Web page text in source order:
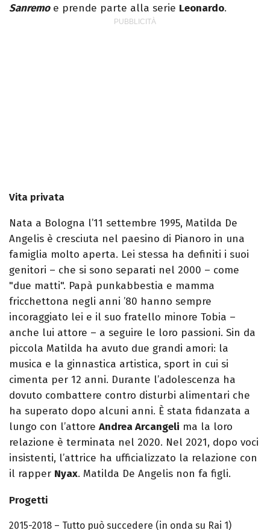
Sanremoe prende parte alla serie Leonardo.
Vita privata
Nata a Bologna l’11 settembre 1995, Matilda De
Angelis è cresciuta nel paesino di Pianoro in una
famiglia molto aperta. Lei stessa ha definiti i suoi
genitori – che si sono separati nel 2000 – come
"due matti". Papà punkabbestia e mamma
fricchettona negli anni ’80 hanno sempre
incoraggiato lei e il suo fratello minore Tobia –
anche lui attore – a seguire le loro passioni. Sin da
piccola Matilda ha avuto due grandi amori: la
musica e la ginnastica artistica, sport in cui si
cimenta per 12 anni. Durante l’adolescenza ha
dovuto combattere contro disturbi alimentari che
ha superato dopo alcuni anni. È stata fidanzata a
lungo con l’attore Andrea Arcangeli ma la loro
relazione è terminata nel 2020. Nel 2021, dopo voci
insistenti, l’attrice ha ufficializzato la relazione con
il rapper Nyax. Matilda De Angelis non fa figli.
Progetti
2015-2018 – Tutto può succedere (in onda su Rai 1)